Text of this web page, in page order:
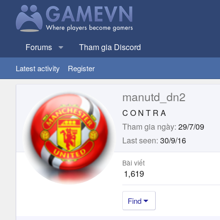
Forums Tham gia Discord
Latest activity Register
manutd_dn2
C O N T R A
Tham gia ngày 29/7/09
Last seen 30/9/16
Bài viết
1,619
Find